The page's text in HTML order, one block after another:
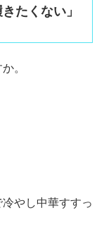
たくない」
。
やし中華すすっ